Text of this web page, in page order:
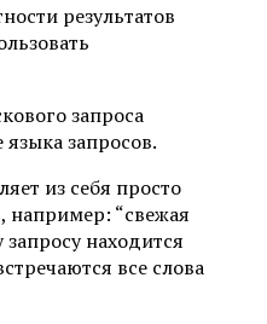
результатов
запроса
запросов.
из себя просто
например: “свежая
находится
все слова